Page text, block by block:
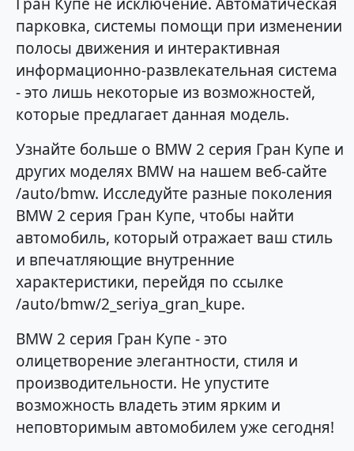
парковка, системы помощи при изменении
полосы движения и интерактивная
информационно-развлекательная система
- это лишь некоторые из возможностей,
которые предлагает данная модель.
Узнайте больше о BMW 2 серия Гран Купе и
других моделях BMW на нашем веб-сайте
/auto/bmw. Исследуйте разные поколения
BMW 2 серия Гран Купе, чтобы найти
автомобиль, который отражает ваш стиль
и впечатляющие внутренние
характеристики, перейдя по ссылке
/auto/bmw/2_seriya_gran_kupe.
BMW 2 серия Гран Купе - это
олицетворение элегантности, стиля и
производительности. Не упустите
возможность владеть этим ярким и
неповторимым автомобилем уже сегодня!